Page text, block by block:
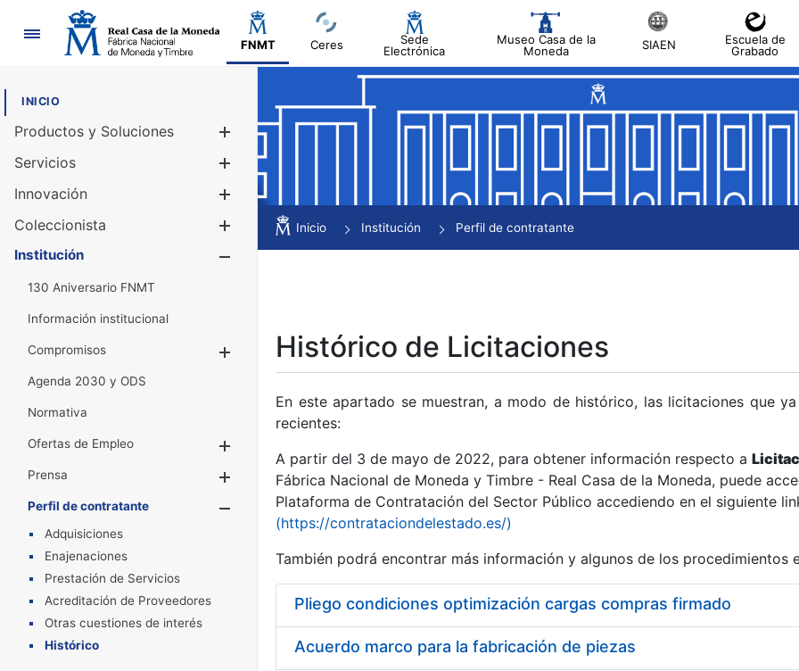
Navegación
FNMT Ceres
Sede
Electrónica
Museo Casa de la
Moneda
SIAEN
Escuela de
Grabado
INICIO
Productos y Soluciones
Mostrar/Ocultar
Servicios
Innovación
Coleccionista
Mostrar/Ocultar
Institución
130 Aniversario FNMT
Información institucional
Compromisos
Mostrar/Ocultar
Agenda 2030 y ODS
Normativa
Ofertas de Empleo
Prensa
Mostrar/Ocultar
Perfil de contratante
Mostrar/Ocultar
Adquisiciones
Enajenaciones
Prestación de Servicios
Acreditación de Proveedores
Otras cuestiones de interés
Histórico
Inicio Institución Perfil de contratante
Histórico de Licitaciones
En este apartado se muestran, a modo de histórico, las licitaciones que
recientes:
A partir del 3 de mayo de 2022, para obtener información respecto a
Fábrica Nacional de Moneda y Timbre - Real Casa de la Moneda, puede
Plataforma de Contratación del Sector Público accediendo en el siguiente
(https://contrataciondelestado.es/)
También podrá encontrar más información y algunos de los procedimientos
Pliego condiciones optimización cargas compras firmado
Acuerdo marco para la fabricación de piezas